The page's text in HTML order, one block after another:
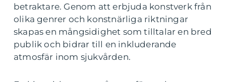
betraktare. Genom att erbjuda konstverk från
olika genrer och konstnärliga riktningar
skapas en mångsidighet som tilltalar en bred
publik och bidrar till en inkluderande
atmosfär inom sjukvården.